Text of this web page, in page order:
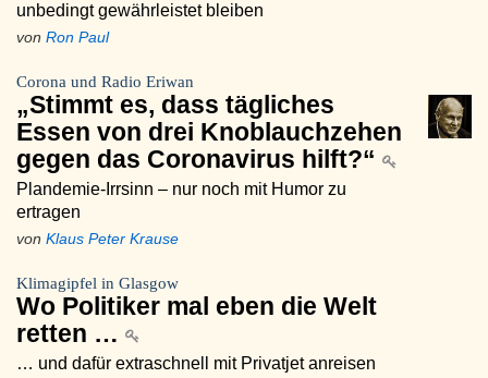
unbedingt gewährleistet bleiben
von Ron Paul
Corona und Radio Eriwan
„Stimmt es, dass tägliches
Essen von drei Knoblauchzehen
gegen das Coronavirus hilft?“
Plandemie-Irrsinn – nur noch mit Humor zu
ertragen
von Klaus Peter Krause
Klimagipfel in Glasgow
Wo Politiker mal eben die Welt
retten …
… und dafür extraschnell mit Privatjet anreisen